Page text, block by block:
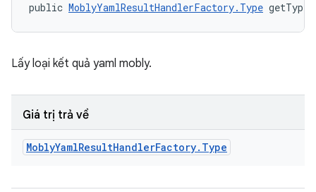
public MoblyYamlResultHandlerFactory.Type
Lấy loại kết quả yaml mobly.
Giá trị trả về
MoblyYamlResultHandlerFactory. Type